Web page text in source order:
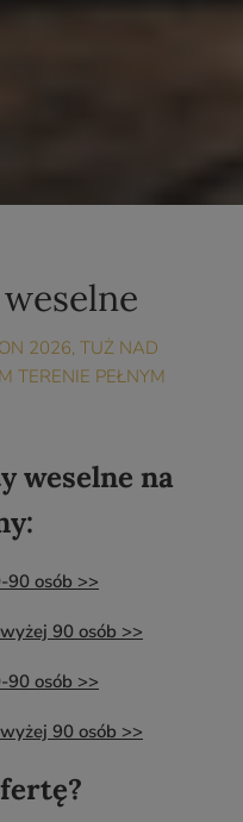
2026, TUŻ NAD
TERENIE PEŁNYM
weselne na
osób >>
90 osób >>
osób >>
90 osób >>